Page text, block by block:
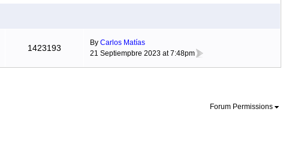
1423193
By Carlos Matías
21 Septiempbre 2023 at 7:48pm
Forum Permissions